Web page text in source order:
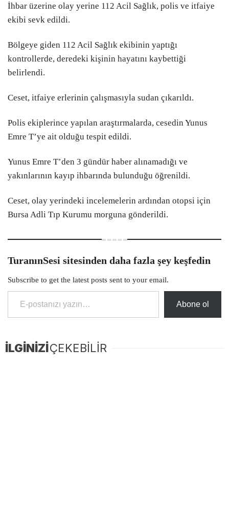
WhatsApp
İhbar Hattı
Facebook
Instagram
Youtube
Telegram
BURSA
ASAYİŞ
EĞİTİM
YEREL HABERLER
SAĞLIK
SANAT
YAŞAM
TÜRK DÜNYASI
FOTO GALERİ
İhbar üzerine olay yerine 112 Acil Sağlık, polis ve itfaiye
ekibi sevk edildi.
Bölgeye giden 112 Acil Sağlık ekibinin yaptığı
kontrollerde, deredeki kişinin hayatını kaybettiği
belirlendi.
Ceset, itfaiye erlerinin çalışmasıyla sudan çıkarıldı.
Polis ekiplerince yapılan araştırmalarda, cesedin Yunus
Emre T’ye ait olduğu tespit edildi.
Yunus Emre T’den 3 gündür haber alınamadığı ve
yakınlarının kayıp ihbarında bulunduğu öğrenildi.
Ceset, olay yerindeki incelemelerin ardından otopsi için
Bursa Adli Tıp Kurumu morguna gönderildi.
TuranınSesi sitesinden daha fazla şey keşfedin
Subscribe to get the latest posts sent to your email.
E-postanızı yazın…
Abone ol
İLGİNİZİÇEKEBİLİR